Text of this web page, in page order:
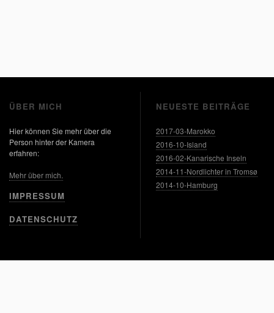
ÜBER MICH
Hier können Sie mehr über die
Person hinter der Kamera
erfahren:
Mehr über mich.
IMPRESSUM
DATENSCHUTZ
NEUESTE BEITRÄGE
2017-03-Marokko
2016-10-Island
2016-02-Kanarische Inseln
2014-11-Nordlichter in Tromsø
2014-10-Hamburg